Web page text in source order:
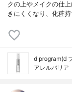
クの上やメイクの仕
きにくくなり、化粧
d program(d
アレルバリア